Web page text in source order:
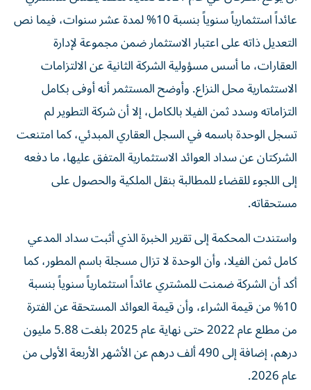
عائداً استثمارياً سنوياً بنسبة 10% لمدة عشر سنوات، فيما نص
التعديل ذاته على اعتبار الاستثمار ضمن مجموعة لإدارة
العقارات، ما أسس مسؤولية الشركة الثانية عن الالتزامات
الاستثمارية محل النزاع. وأوضح المستثمر أنه أوفى بكامل
التزاماته وسدد ثمن الفيلا بالكامل، إلا أن شركة التطوير لم
تسجل الوحدة باسمه في السجل العقاري المبدئي، كما امتنعت
الشركتان عن سداد العوائد الاستثمارية المتفق عليها، ما دفعه
إلى اللجوء للقضاء للمطالبة بنقل الملكية والحصول على
مستحقاته.
واستندت المحكمة إلى تقرير الخبرة الذي أثبت سداد المدعي
كامل ثمن الفيلا، وأن الوحدة لا تزال مسجلة باسم المطور، كما
أكد أن الشركة ضمنت للمشتري عائداً استثمارياً سنوياً بنسبة
10% من قيمة الشراء، وأن قيمة العوائد المستحقة عن الفترة
من مطلع عام 2022 حتى نهاية عام 2025 بلغت 5.88 مليون
درهم، إضافة إلى 490 ألف درهم عن الأشهر الأربعة الأولى من
عام 2026.